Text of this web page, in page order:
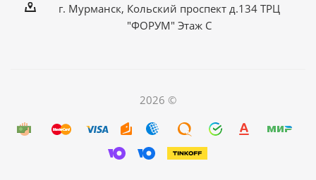
г. Мурманск, Кольский проспект д.134 ТРЦ
"ФОРУМ" Этаж С
2026 ©